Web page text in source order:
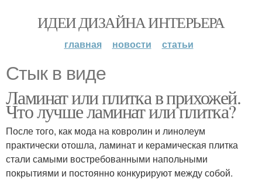
ИДЕИ ДИЗАЙНА ИНТЕРЬЕРА
главная новости статьи
Стык в виде
Ламинат или плитка в прихожей.
Что лучше ламинат или плитка?
После того, как мода на ковролин и линолеум
практически отошла, ламинат и керамическая плитка
стали самыми востребованными напольными
покрытиями и постоянно конкурируют между собой.